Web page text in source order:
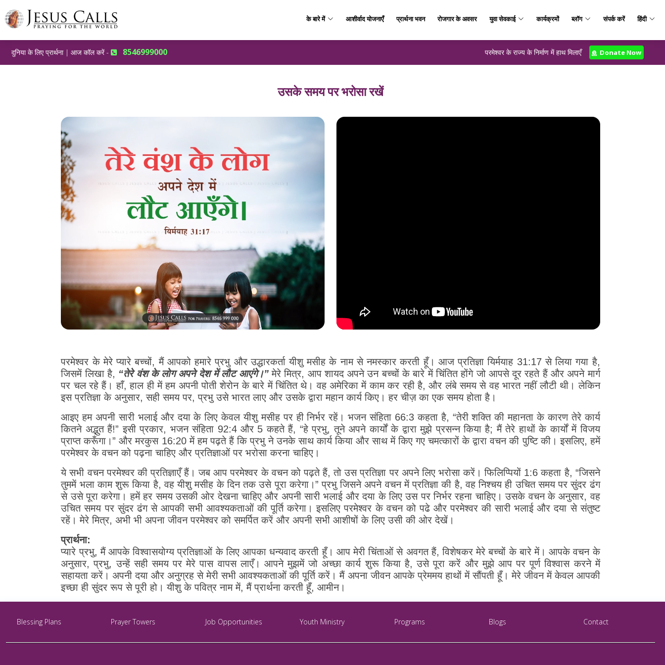
के बारे में आशीर्वाद योजनाएँ प्रार्थना भवन रोजगार के अवसर युवा सेवकाई कार्यक्रमों ब्लॉग संपर्क करें हिंदी
दुनिया के लिए प्रार्थना | आज कॉल करें - 8546999000 परमेश्वर के राज्य के निर्माण में हाथ मिलाएँ Donate Now
उसके समय पर भरोसा रखें
परमेश्वर के मेरे प्यारे बच्चों, मैं आपको हमारे प्रभु और उद्धारकर्ता यीशु मसीह के नाम से नमस्कार करती हूँ। आज प्रतिज्ञा यिर्मयाह 31:17 से लिया गया है,
जिसमें लिखा है, “तेरे वंश के लोग अपने देश में लौट आएंगे।”मेरे मित्र, आप शायद अपने उन बच्चों के बारे में चिंतित होंगे जो आपसे दूर रहते हैं और अपने मार्ग
पर चल रहे हैं। हाँ, हाल ही में हम अपनी पोती शेरोन के बारे में चिंतित थे। वह अमेरिका में काम कर रही है, और लंबे समय से वह भारत नहीं लौटी थी। लेकिन
इस प्रतिज्ञा के अनुसार, सही समय पर, प्रभु उसे भारत लाए और उसके द्वारा महान कार्य किए। हर चीज़ का एक समय होता है।
आइए हम अपनी सारी भलाई और दया के लिए केवल यीशु मसीह पर ही निर्भर रहें। भजन संहिता 66:3 कहता है, “तेरी शक्ति की महानता के कारण तेरे कार्य
कितने अद्भुत हैं!” इसी प्रकार, भजन संहिता 92:4 और 5 कहते हैं, “हे प्रभु, तूने अपने कार्यों के द्वारा मुझे प्रसन्न किया है; मैं तेरे हाथों के कार्यों में विजय
प्राप्त करूँगा।” और मरकुस 16:20 में हम पढ़ते हैं कि प्रभु ने उनके साथ कार्य किया और साथ में किए गए चमत्कारों के द्वारा वचन की पुष्टि की। इसलिए, हमें
परमेश्वर के वचन को पढ़ना चाहिए और प्रतिज्ञाओं पर भरोसा करना चाहिए।
ये सभी वचन परमेश्वर की प्रतिज्ञाएँ हैं। जब आप परमेश्वर के वचन को पढ़ते हैं, तो उस प्रतिज्ञा पर अपने लिए भरोसा करें। फिलिप्पियों 1:6 कहता है, “जिसने
तुममें भला काम शुरू किया है, वह यीशु मसीह के दिन तक उसे पूरा करेगा।” प्रभु जिसने अपने वचन में प्रतिज्ञा की है, वह निश्चय ही उचित समय पर सुंदर ढंग
से उसे पूरा करेगा। हमें हर समय उसकी ओर देखना चाहिए और अपनी सारी भलाई और दया के लिए उस पर निर्भर रहना चाहिए। उसके वचन के अनुसार, वह
उचित समय पर सुंदर ढंग से आपकी सभी आवश्यकताओं की पूर्ति करेगा। इसलिए परमेश्वर के वचन को पढे और परमेश्वर की सारी भलाई और दया से संतुष्ट
रहें। मेरे मित्र, अभी भी अपना जीवन परमेश्वर को समर्पित करें और अपनी सभी आशीषों के लिए उसी की ओर देखें।
प्रार्थना:
प्यारे प्रभु, मैं आपके विश्वासयोग्य प्रतिज्ञाओं के लिए आपका धन्यवाद करती हूँ। आप मेरी चिंताओं से अवगत हैं, विशेषकर मेरे बच्चों के बारे में। आपके वचन के
अनुसार, प्रभु, उन्हें सही समय पर मेरे पास वापस लाएँ। आपने मुझमें जो अच्छा कार्य शुरू किया है, उसे पूरा करें और मुझे आप पर पूर्ण विश्वास करने में
सहायता करें। अपनी दया और अनुग्रह से मेरी सभी आवश्यकताओं की पूर्ति करें। मैं अपना जीवन आपके प्रेममय हाथों में सौंपती हूँ। मेरे जीवन में केवल आपकी
इच्छा ही सुंदर रूप से पूरी हो। यीशु के पवित्र नाम में, मैं प्रार्थना करती हूँ, आमीन।
Blessing Plans Prayer Towers Job Opportunities Youth Ministry Programs Blogs Contact